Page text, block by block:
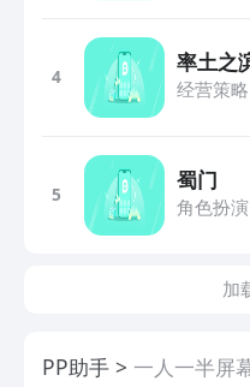
4
率土之
经营策略
5
蜀门
角色扮演
加
PP助手 一人一半屏